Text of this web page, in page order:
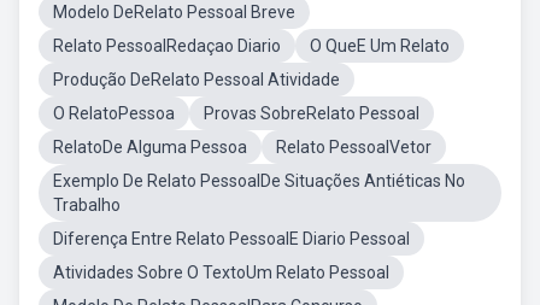
Modelo DeRelato Pessoal Breve
Relato PessoalRedaçao Diario
O QueE Um Relato
Produção DeRelato Pessoal Atividade
O RelatoPessoa
Provas SobreRelato Pessoal
RelatoDe Alguma Pessoa
Relato PessoalVetor
Exemplo De Relato PessoalDe Situações Antiéticas No
Trabalho
Diferença Entre Relato PessoalE Diario Pessoal
Atividades Sobre O TextoUm Relato Pessoal